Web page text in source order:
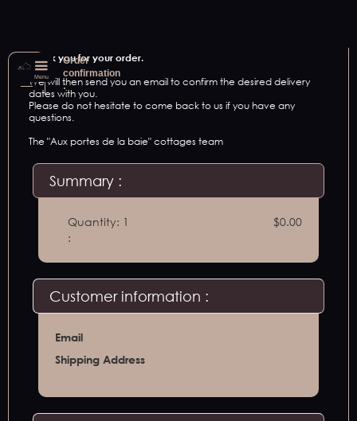
Order
confirmation
:
Menu
Thank you for your order.
We will then send you an email to confirm the desired delivery
dates with you.
Please do not hesitate to come back to us if you have any
questions.
The "Aux portes de la baie" cottages team
Summary :
1
:
$0.00
Customer information :
Email
Shipping Address